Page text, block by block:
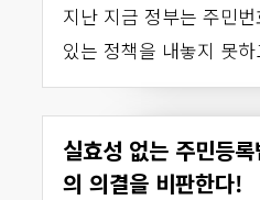
지난 지금 정부는 주민
있는 정책을 내놓지 못
실효성 없는 주민등
의 의결을 비판한다!